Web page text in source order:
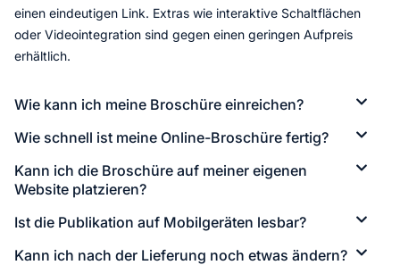
einen eindeutigen Link. Extras wie interaktive Schaltflächen
oder Videointegration sind gegen einen geringen Aufpreis
erhältlich.
Wie kann ich meine Broschüre einreichen?
Wie schnell ist meine Online-Broschüre fertig?
Kann ich die Broschüre auf meiner eigenen
Website platzieren?
Ist die Publikation auf Mobilgeräten lesbar?
Kann ich nach der Lieferung noch etwas ändern?